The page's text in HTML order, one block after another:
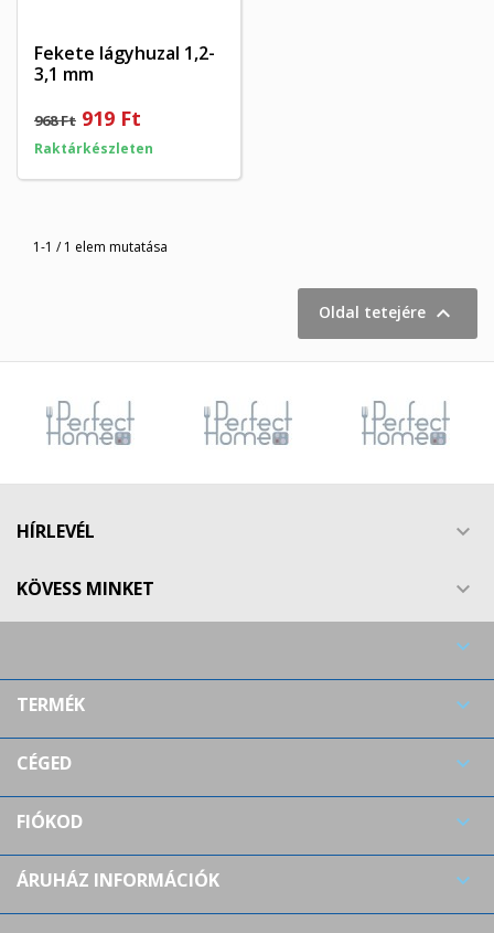
Fekete lágyhuzal 1,2-
3,1 mm
968 Ft 919 Ft
Raktárkészleten
1-1 / 1 elem mutatása
Oldal tetejére 
HÍRLEVÉL 
KÖVESS MINKET 

TERMÉK 
CÉGED 
FIÓKOD 
ÁRUHÁZ INFORMÁCIÓK 
My wishlists
((modalTitle))
((cancelText))
Kívánságlista létrehozása
Kívánságlista neve
Be kell jelentkezned a termékek kívánságlistába történő
mentéséhez.